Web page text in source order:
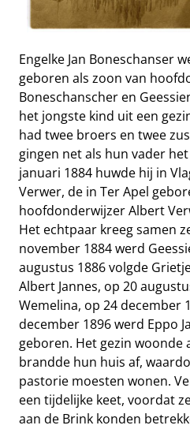
Engelke Jan Boneschanser
geboren als zoon van
Boneschanscher en
het jongste kind uit een
had twee broers en twee
gingen net als hun vader
januari 1884 huwde hij in
Verwer, de in Ter Apel
hoofdonderwijzer Albert
Het echtpaar kreeg samen
november 1884 werd
augustus 1886 volgde
Albert Jannes, op 20
Wemelina, op 24 december
december 1896 werd Eppo
geboren. Het gezin woonde
brandde hun huis af,
pastorie moesten wonen.
een tijdelijke keet, voordat
aan de Brink konden